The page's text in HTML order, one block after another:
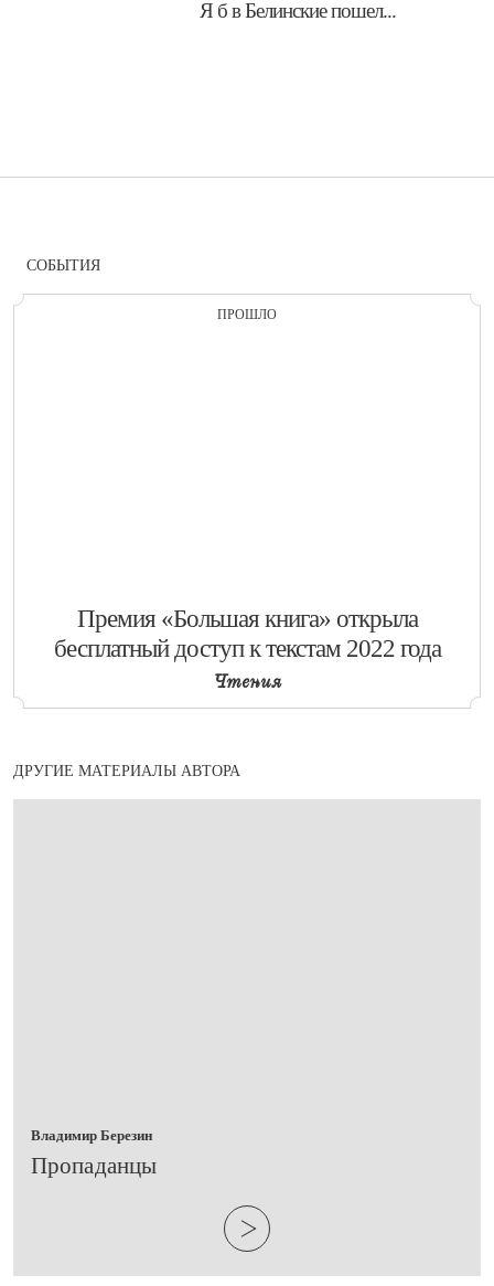
​Я б в Белинские пошел...
СОБЫТИЯ
ПРОШЛО
​Премия «Большая книга» открыла
бесплатный доступ к текстам 2022 года
Чтения
ДРУГИЕ МАТЕРИАЛЫ АВТОРА
Владимир Березин
​Пропаданцы